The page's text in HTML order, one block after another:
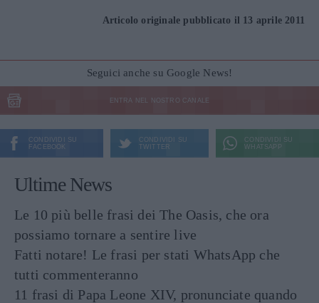
Articolo originale pubblicato il 13 aprile 2011
Seguici anche su Google News!
ENTRA NEL NOSTRO CANALE
CONDIVIDI SU
FACEBOOK
CONDIVIDI SU
TWITTER
CONDIVIDI SU
WHATSAPP
Ultime News
Le 10 più belle frasi dei The Oasis, che ora
possiamo tornare a sentire live
Fatti notare! Le frasi per stati WhatsApp che
tutti commenteranno
11 frasi di Papa Leone XIV, pronunciate quando